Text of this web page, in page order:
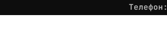
Телефон: